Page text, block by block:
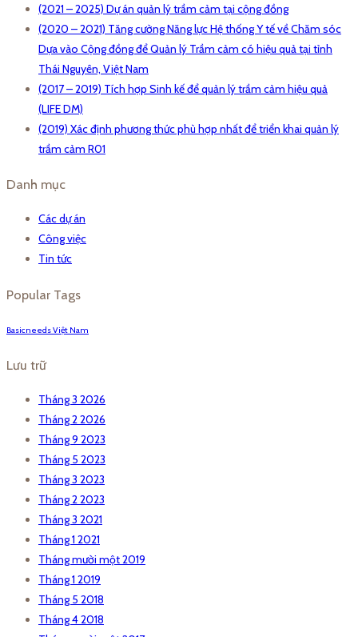
(2021 – 2025) Dự án quản lý trầm cảm tại cộng đồng
(2020 – 2021) Tăng cường Năng lực Hệ thống Y tế về Chăm sóc
Dựa vào Cộng đồng để Quản lý Trầm cảm có hiệu quả tại tỉnh
Thái Nguyên, Việt Nam
(2017 – 2019) Tích hợp Sinh kế để quản lý trầm cảm hiệu quả
(LIFE DM)
(2019) Xác định phương thức phù hợp nhất để triển khai quản lý
trầm cảm R01
Danh mục
Các dự án
Công việc
Tin tức
Popular Tags
Basicneeds Việt Nam
Lưu trữ
Tháng 3 2026
Tháng 2 2026
Tháng 9 2023
Tháng 5 2023
Tháng 3 2023
Tháng 2 2023
Tháng 3 2021
Tháng 1 2021
Tháng mười một 2019
Tháng 1 2019
Tháng 5 2018
Tháng 4 2018